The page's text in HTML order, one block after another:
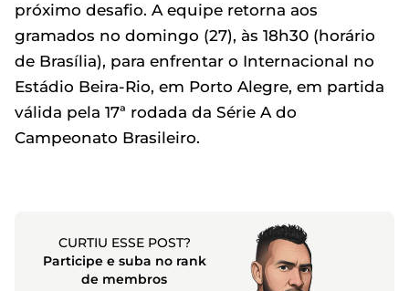
próximo desafio. A equipe retorna aos
gramados no domingo (27), às 18h30 (horário
de Brasília), para enfrentar o Internacional no
Estádio Beira-Rio, em Porto Alegre, em partida
válida pela 17ª rodada da Série A do
Campeonato Brasileiro.
CURTIU ESSE POST?
Participe e suba no rank
de membros